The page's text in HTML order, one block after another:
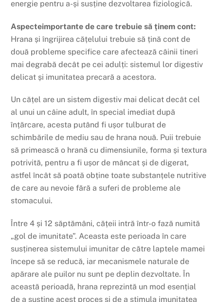
energie pentru a-și susține dezvoltarea fiziologică.
Aspecteimportante de care trebuie să ținem cont:
Hrana și îngrijirea cățelului trebuie să țină cont de
două probleme specifice care afectează câinii tineri
mai degrabă decât pe cei adulți: sistemul lor digestiv
delicat și imunitatea precară a acestora.
Un cățel are un sistem digestiv mai delicat decât cel
al unui un câine adult, în special imediat după
înțărcare, acesta putând fi ușor tulburat de
schimbările de mediu sau de hrana nouă. Puii trebuie
să primească o hrană cu dimensiunile, forma și textura
potrivită, pentru a fi ușor de mâncat și de digerat,
astfel încât să poată obține toate substanțele nutritive
de care au nevoie fără a suferi de probleme ale
stomacului.
Între 4 și 12 săptămâni, cățeii intră într-o fază numită
„gol de imunitate”. Aceasta este perioada în care
susținerea sistemului imunitar de către laptele mamei
începe să se reducă, iar mecanismele naturale de
apărare ale puilor nu sunt pe deplin dezvoltate. În
această perioadă, hrana reprezintă un mod esențial
de a susține acest proces și de a stimula imunitatea